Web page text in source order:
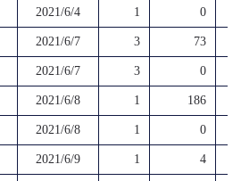
2021/6/4 1 0
2021/6/7 3 73
2021/6/7 3 0
2021/6/8 1 186
2021/6/8 1 0
2021/6/9 1 4